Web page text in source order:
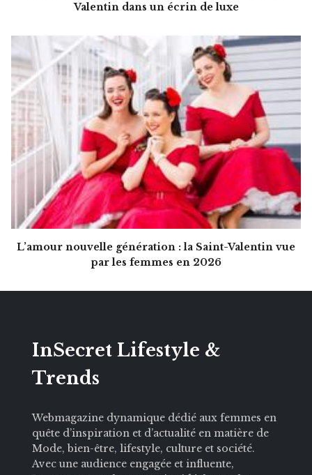
Valentin dans un écrin de luxe
L’amour nouvelle génération : la Saint-Valentin vue
par les femmes en 2026
InSecret Lifestyle &
Trends
Webmagazine dynamique dédié aux femmes en
quête d’inspiration et d’actualité en matière de
Mode, bien-être, lifestyle, culture et société.
Avec une audience engagée et influente,